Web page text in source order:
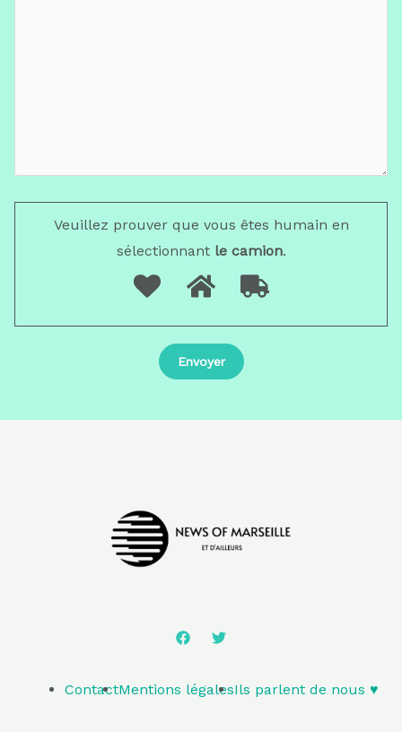
Veuillez prouver que vous êtes humain en
sélectionnantle camion.
ContactMentions légalesIls parlent de nous ♥️